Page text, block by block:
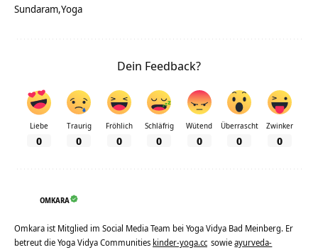
Sundaram Yoga
Dein Feedback?
Liebe
0
Traurig
0
Fröhlich
0
Schläfrig
0
Wütend
0
Überrascht
0
Zwinker
0
OMKARA
Omkara ist Mitglied im Social Media Team bei Yoga Vidya Bad Meinberg. Er
betreut die Yoga Vidya Communities kinder-yoga.cc sowieayurveda-